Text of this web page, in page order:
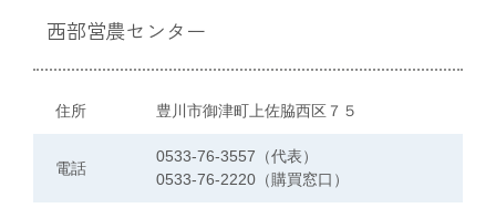
西部営農センター
住所 豊川市御津町上佐脇西区７５
電話
0533-76-3557（代表）
0533-76-2220（購買窓口）